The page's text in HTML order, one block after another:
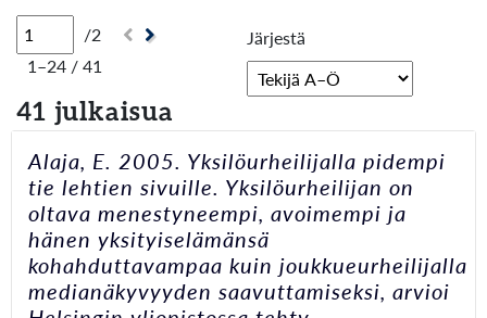
/2
1–24 / 41
Järjestä
41 julkaisua
Alaja, E. 2005. Yksilöurheilijalla pidempi
tie lehtien sivuille. Yksilöurheilijan on
oltava menestyneempi, avoimempi ja
hänen yksityiselämänsä
kohahduttavampaa kuin joukkueurheilijalla
medianäkyvyyden saavuttamiseksi, arvioi